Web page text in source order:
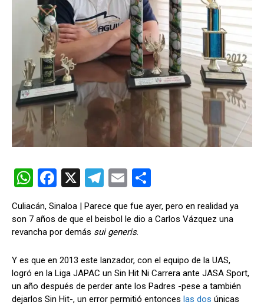
W
h
at
s
A
p
p
F
a
ce
b
o
o
k
X
T
e
gr
a
m
E
m
ail m
ar
tir
Culiacán, Sinaloa | Parece que fue ayer, pero en realidad ya
son 7 años de que el beisbol le dio a Carlos Vázquez una
revancha por demás sui generis.
Y es que en 2013 este lanzador, con el equipo de la UAS,
logró en la Liga JAPAC un Sin Hit Ni Carrera ante JASA Sport,
un año después de perder ante los Padres -pese a también
dejarlos Sin Hit-, un error permitió entonces las dos únicas